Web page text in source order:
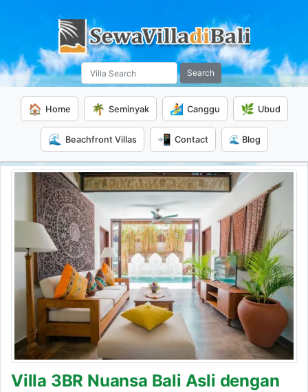
Search
🏠 Home 🌴 Seminyak 🏄 Canggu 🌿 Ubud
🌊 Beachfront Villas 📲 Contact 🌊 Blog
Villa 3BR Nuansa Bali Asli dengan